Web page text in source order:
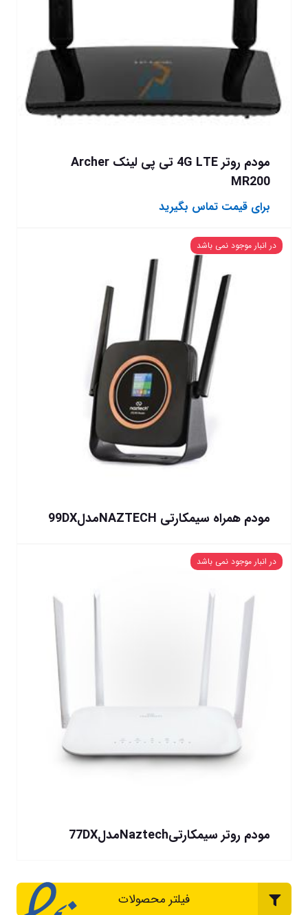
مودم روتر 4G LTE تی پی لینک Archer
MR200
برای قیمت تماس بگیرید
در انبار موجود نمی باشد
مودم همراه سیمکارتی NAZTECHمدل99DX
در انبار موجود نمی باشد
مودم روتر سیمکارتیNaztechمدل77DX
فیلتر محصولات